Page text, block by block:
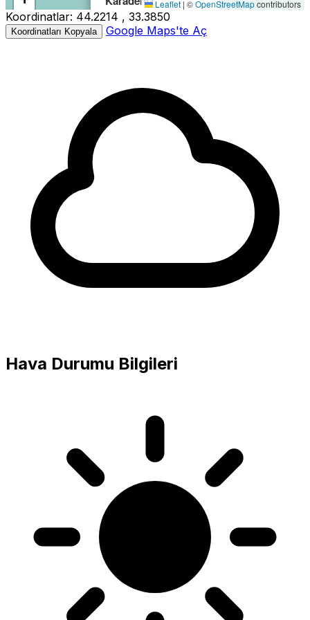
Büyüklük:3.3M
Derinlik:8.04km
−
Leaflet | ©OpenStreetMapcontributors
Koordinatlar: 44.2214 , 33.3850
Koordinatları Kopyala Google Maps'te Aç
Hava Durumu Bilgileri